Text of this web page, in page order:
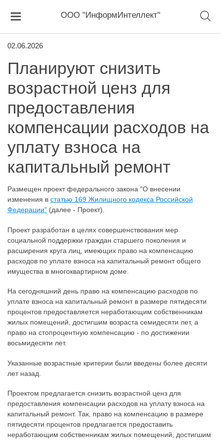
ООО "ИнформИнтеллект"
02.06.2026
Планируют снизить
возрастной ценз для
предоставления
компенсации расходов на
уплату взноса на
капитальный ремонт
Размещен проект федерального закона "О внесении
изменения в статью 169 Жилищного кодекса Российской
Федерации" (далее - Проект).
Проект разработан в целях совершенствования мер
социальной поддержки граждан старшего поколения и
расширения круга лиц, имеющих право на компенсацию
расходов по уплате взноса на капитальный ремонт общего
имущества в многоквартирном доме.
На сегодняшний день право на компенсацию расходов по
уплате взноса на капитальный ремонт в размере пятидесяти
процентов предоставляется неработающим собственникам
жилых помещений, достигшим возраста семидесяти лет, а
право на стопроцентную компенсацию - по достижении
восьмидесяти лет.
Указанные возрастные критерии были введены более десяти
лет назад.
Проектом предлагается снизить возрастной ценз для
предоставления компенсации расходов на уплату взноса на
капитальный ремонт. Так, право на компенсацию в размере
пятидесяти процентов предлагается предоставить
неработающим собственникам жилых помещений, достигшим